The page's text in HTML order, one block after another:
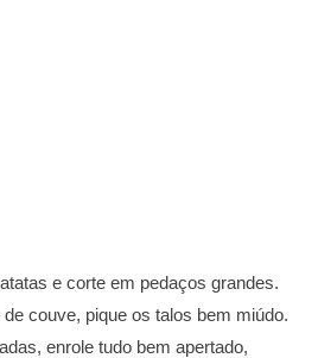
e corte em pedaços grandes.
couve, pique os talos bem miúdo.
enrole tudo bem apertado,